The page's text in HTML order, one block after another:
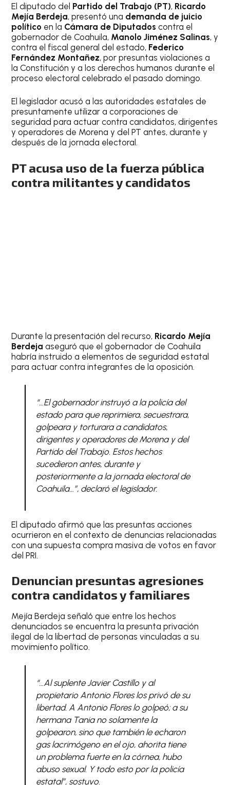
El diputado del Partido del Trabajo (PT), Ricardo
Mejía Berdeja, presentó una demanda de juicio
político en la Cámara de Diputados contra el
gobernador de Coahuila, Manolo Jiménez Salinas, y
contra el fiscal general del estado, Federico
Fernández Montañez, por presuntas violaciones a
la Constitución y a los derechos humanos durante el
proceso electoral celebrado el pasado domingo.
El legislador acusó a las autoridades estatales de
presuntamente utilizar a corporaciones de
seguridad para actuar contra candidatos, dirigentes
y operadores de Morena y del PT antes, durante y
después de la jornada electoral.
PT acusa uso de la fuerza pública
contra militantes y candidatos
Durante la presentación del recurso, Ricardo Mejía
Berdeja aseguró que el gobernador de Coahuila
habría instruido a elementos de seguridad estatal
para actuar contra integrantes de la oposición.
“…El gobernador instruyó a la policía del
estado para que reprimiera, secuestrara,
golpeara y torturara a candidatos,
dirigentes y operadores de Morena y del
Partido del Trabajo. Estos hechos
sucedieron antes, durante y
posteriormente a la jornada electoral de
Coahuila…”, declaró el legislador.
El diputado afirmó que las presuntas acciones
ocurrieron en el contexto de denuncias relacionadas
con una supuesta compra masiva de votos en favor
del PRI.
Denuncian presuntas agresiones
contra candidatos y familiares
Mejía Berdeja señaló que entre los hechos
denunciados se encuentra la presunta privación
ilegal de la libertad de personas vinculadas a su
movimiento político.
“…Al suplente Javier Castillo y al
propietario Antonio Flores los privó de su
libertad. A Antonio Flores lo golpeó; a su
hermana Tania no solamente la
golpearon, sino que también le echaron
gas lacrimógeno en el ojo, ahorita tiene
un problema fuerte en la córnea, hubo
abuso sexual. Y todo esto por la policía
estatal”, sostuvo.